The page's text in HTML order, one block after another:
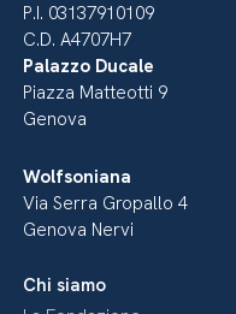
P.I. 03137910109
C.D. A4707H7
Palazzo Ducale
Piazza Matteotti 9
Genova
Wolfsoniana
Via Serra Gropallo 4
Genova Nervi
Chi siamo